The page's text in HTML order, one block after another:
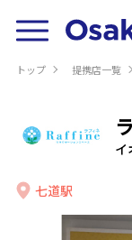
トップ 提携店⼀覧
イ
七道駅